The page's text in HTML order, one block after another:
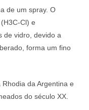
de um spray. O
Cl) e
de vidro, devido a
forma um fino
da Argentina e
do século XX.